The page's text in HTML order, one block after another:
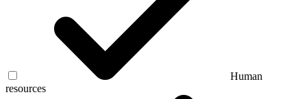
Human
resources